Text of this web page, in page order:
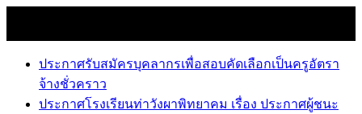
content
ประกาศรับสมัครบุคลากรเพื่อสอบคัดเลือกเป็นครูอัตรา
จ้างชั่วคราว
ประกาศโรงเรียนท่าวังผาพิทยาคม เรื่อง ประกาศผู้ชนะ